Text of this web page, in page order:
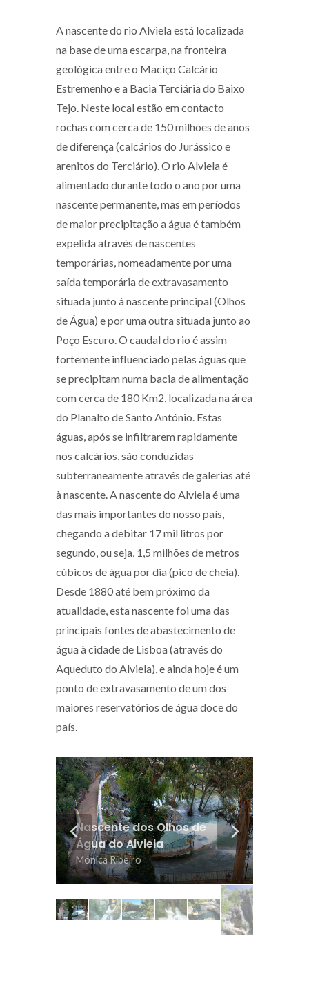
A nascente do rio Alviela está localizada
na base de uma escarpa, na fronteira
geológica entre o Maciço Calcário
Estremenho e a Bacia Terciária do Baixo
Tejo. Neste local estão em contacto
rochas com cerca de 150 milhões de anos
de diferença (calcários do Jurássico e
arenitos do Terciário). O rio Alviela é
alimentado durante todo o ano por uma
nascente permanente, mas em períodos
de maior precipitação a água é também
expelida através de nascentes
temporárias, nomeadamente por uma
saída temporária de extravasamento
situada junto à nascente principal (Olhos
de Água) e por uma outra situada junto ao
Poço Escuro. O caudal do rio é assim
fortemente influenciado pelas águas que
se precipitam numa bacia de alimentação
com cerca de 180 Km2, localizada na área
do Planalto de Santo António. Estas
águas, após se infiltrarem rapidamente
nos calcários, são conduzidas
subterraneamente através de galerias até
à nascente. A nascente do Alviela é uma
das mais importantes do nosso país,
chegando a debitar 17 mil litros por
segundo, ou seja, 1,5 milhões de metros
cúbicos de água por dia (pico de cheia).
Desde 1880 até bem próximo da
atualidade, esta nascente foi uma das
principais fontes de abastecimento de
água à cidade de Lisboa (através do
Aqueduto do Alviela), e ainda hoje é um
ponto de extravasamento de um dos
maiores reservatórios de água doce do
país.
dos Olhos de
do Alviela
Ribeiro
Nascente
Olhos de Água do
(pico de cheia)
Mónica Ribeiro